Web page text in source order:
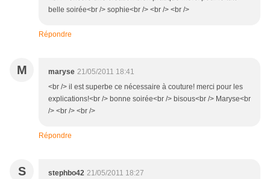
belle soirée<br /> sophie<br /> <br /> <br />
Répondre
M maryse 21/05/2011 18:41
<br /> il est superbe ce nécessaire à couture! merci pour les
explications!<br /> bonne soirée<br /> bisous<br /> Maryse<br
/> <br /> <br />
Répondre
S stephbo42 21/05/2011 18:27